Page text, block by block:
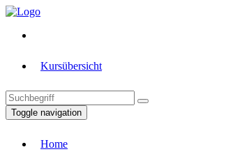
Kursübersicht
Toggle navigation
Home